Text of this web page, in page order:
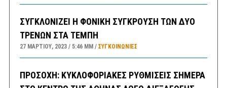
ΣΥΓΚΛΟΝΙΖΕΙ Η ΦΟΝΙΚΗ ΣΥΓΚΡΟΥΣΗ ΤΩΝ ΔΥΟ
ΤΡΕΝΩΝ ΣΤΑ ΤΕΜΠΗ
27 ΜΑΡΤΊΟΥ, 2023 5:46 ΜΜ ΣΥΓΚΟΙΝΩΝΊΕΣ
ΠΡΟΣΟΧΗ: ΚΥΚΛΟΦΟΡΙΑΚΕΣ ΡΥΘΜΙΣΕΙΣ ΣΗΜΕΡΑ